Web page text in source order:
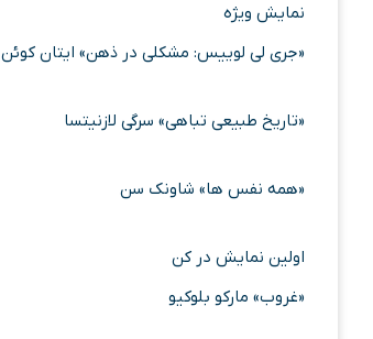
نمایش ویژه
«جری لی لوییس: مشکلی در ذهن» ایتان کوئن
«تاریخ طبیعی تباهی» سرگی لازنیتسا
«همه نفس ها» شاونک سن
اولین نمایش در کن
«غروب» مارکو بلوکیو